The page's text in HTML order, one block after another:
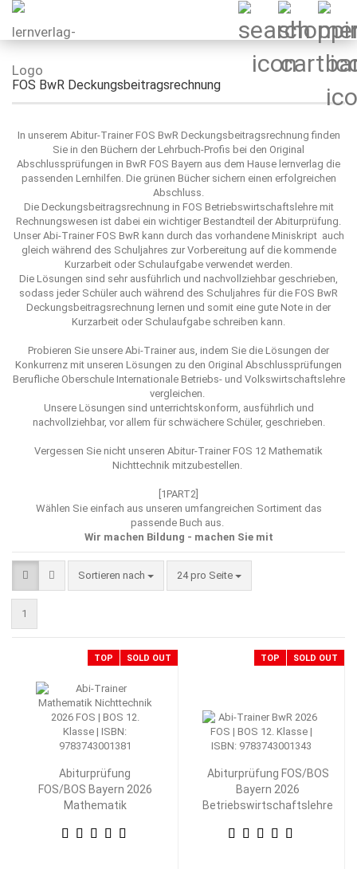
FOS BwR Deckungsbeitragsrechnung
In unserem Abitur-Trainer FOS BwR Deckungsbeitragsrechnung finden
Sie in den Büchern der Lehrbuch-Profis bei den Original
Abschlussprüfungen in BwR FOS Bayern aus dem Hause lernverlag die
passenden Lernhilfen. Die grünen Bücher sichern einen erfolgreichen
Abschluss.
Die Deckungsbeitragsrechnung in FOS Betriebswirtschaftslehre mit
Rechnungswesen ist dabei ein wichtiger Bestandteil der Abiturprüfung.
Unser Abi-Trainer FOS BwR kann durch das vorhandene Miniskript auch
gleich während des Schuljahres zur Vorbereitung auf die kommende
Kurzarbeit oder Schulaufgabe verwendet werden.
Die Lösungen sind sehr ausführlich und nachvollziehbar geschrieben,
sodass jeder Schüler auch während des Schuljahres für die FOS BwR
Deckungsbeitragsrechnung lernen und somit eine gute Note in der
Kurzarbeit oder Schulaufgabe schreiben kann.
Probieren Sie unsere Abi-Trainer aus, indem Sie die Lösungen der
Konkurrenz mit unseren Lösungen zu den Original Abschlussprüfungen
Berufliche Oberschule Internationale Betriebs- und Volkswirtschaftslehre
vergleichen.
Unsere Lösungen sind unterrichtskonform, ausführlich und
nachvollziehbar, vor allem für schwächere Schüler, geschrieben.
Vergessen Sie nicht unseren Abitur-Trainer FOS 12 Mathematik
Nichttechnik mitzubestellen.
[1PART2]
Wählen Sie einfach aus unseren umfangreichen Sortiment das
passende Buch aus.
Wir machen Bildung - machen Sie mit
Sortieren nach
Sortieren nach 24 pro Seite
pro Seite
1
TOP SOLD OUT
Abiturprüfung
FOS/BOS Bayern 2026
Mathematik
Klasse
TOP SOLD OUT
Abiturprüfung FOS/BOS
Bayern 2026
Betriebswirtschaftslehre
Klasse